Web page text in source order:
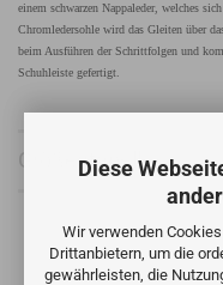
Diese
Wir verwenden
Drittanbietern, um die
gewährleisten, die
einem schwarzen Nappaleder, welches
Chromledersohle wird das Gleiten über
beim Ausführen der Schrittfolgen und
Schuhleiste gefertigt.
Größentabelle